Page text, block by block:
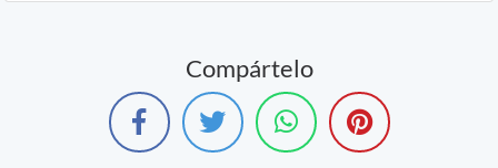
Compártelo